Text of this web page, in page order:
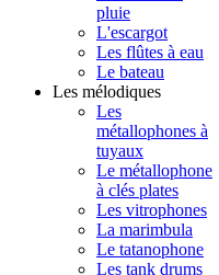
pluie
L'escargot
Les flûtes à eau
Le bateau
Les mélodiques
Les
métallophones à
tuyaux
Le métallophone
à clés plates
Les vitrophones
La marimbula
Le tatanophone
Les tank drums